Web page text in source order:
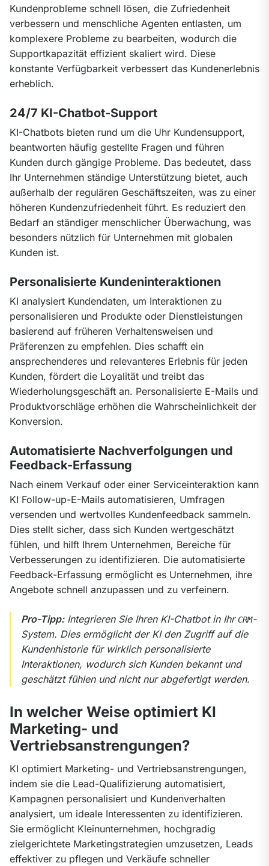
Kundenprobleme schnell lösen, die Zufriedenheit
verbessern und menschliche Agenten entlasten, um
komplexere Probleme zu bearbeiten, wodurch die
Supportkapazität effizient skaliert wird. Diese
konstante Verfügbarkeit verbessert das Kundenerlebnis
erheblich.
24/7 KI-Chatbot-Support
KI-Chatbots bieten rund um die Uhr Kundensupport,
beantworten häufig gestellte Fragen und führen
Kunden durch gängige Probleme. Das bedeutet, dass
Ihr Unternehmen ständige Unterstützung bietet, auch
außerhalb der regulären Geschäftszeiten, was zu einer
höheren Kundenzufriedenheit führt. Es reduziert den
Bedarf an ständiger menschlicher Überwachung, was
besonders nützlich für Unternehmen mit globalen
Kunden ist.
Personalisierte Kundeninteraktionen
KI analysiert Kundendaten, um Interaktionen zu
personalisieren und Produkte oder Dienstleistungen
basierend auf früheren Verhaltensweisen und
Präferenzen zu empfehlen. Dies schafft ein
ansprechenderes und relevanteres Erlebnis für jeden
Kunden, fördert die Loyalität und treibt das
Wiederholungsgeschäft an. Personalisierte E-Mails und
Produktvorschläge erhöhen die Wahrscheinlichkeit der
Konversion.
Automatisierte Nachverfolgungen und
Feedback-Erfassung
Nach einem Verkauf oder einer Serviceinteraktion kann
KI Follow-up-E-Mails automatisieren, Umfragen
versenden und wertvolles Kundenfeedback sammeln.
Dies stellt sicher, dass sich Kunden wertgeschätzt
fühlen, und hilft Ihrem Unternehmen, Bereiche für
Verbesserungen zu identifizieren. Die automatisierte
Feedback-Erfassung ermöglicht es Unternehmen, ihre
Angebote schnell anzupassen und zu verfeinern.
Pro-Tipp: Integrieren Sie Ihren KI-Chatbot in Ihr CRM-
System. Dies ermöglicht der KI den Zugriff auf die
Kundenhistorie für wirklich personalisierte
Interaktionen, wodurch sich Kunden bekannt und
geschätzt fühlen und nicht nur abgefertigt werden.
In welcher Weise optimiert KI
Marketing- und
Vertriebsanstrengungen?
KI optimiert Marketing- und Vertriebsanstrengungen,
indem sie die Lead-Qualifizierung automatisiert,
Kampagnen personalisiert und Kundenverhalten
analysiert, um ideale Interessenten zu identifizieren.
Sie ermöglicht Kleinunternehmen, hochgradig
zielgerichtete Marketingstrategien umzusetzen, Leads
effektiver zu pflegen und Verkäufe schneller